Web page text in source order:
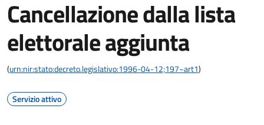
Cancellazione dalla lista
elettorale aggiunta
(urn:nir:stato:decreto.legislativo:1996-04-12;197~art1)
Servizio attivo